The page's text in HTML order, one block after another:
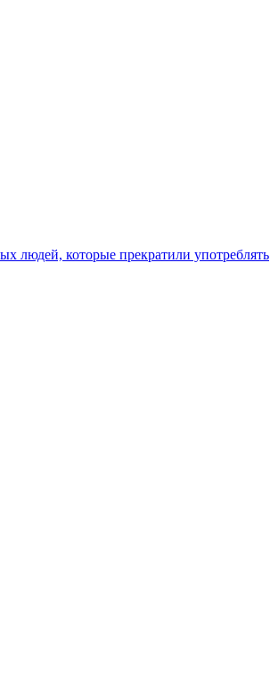
людей, которые прекратили употреблять